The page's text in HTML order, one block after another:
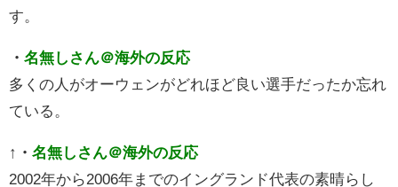
す。
・ 名無しさん＠海外の反応
多くの人がオーウェンがどれほど良い選手だったか忘れ
ている。
↑ ・ 名無しさん＠海外の反応
2002年から2006年までのイングランド代表の素晴らし